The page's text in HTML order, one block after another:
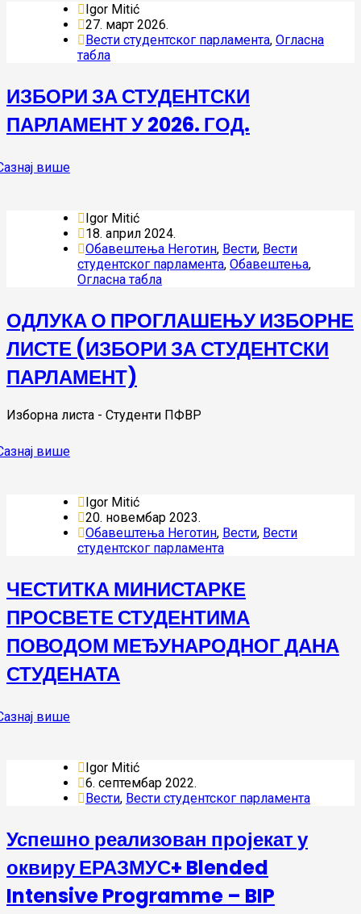
Igor Mitić
27. март 2026.
Вести студентског парламента, Огласна
табла
ИЗБОРИ ЗА СТУДЕНТСКИ
ПАРЛАМЕНТ У 2026. ГОД.
Igor Mitić
18. април 2024.
Oбавештења Неготин, Вести, Вести
студентског парламента, Обавештења,
Огласна табла
ОДЛУКА О ПРОГЛАШЕЊУ ИЗБОРНЕ
ЛИСТЕ (ИЗБОРИ ЗА СТУДЕНТСКИ
ПАРЛАМЕНТ)
Изборна листа - Студенти ПФВР
Igor Mitić
20. новембар 2023.
Oбавештења Неготин, Вести, Вести
студентског парламента
ЧЕСТИТКА МИНИСТАРКЕ
ПРОСВЕТЕ СТУДЕНТИМА
ПОВОДОМ МЕЂУНАРОДНОГ ДАНА
СТУДЕНАТА
Igor Mitić
6. септембар 2022.
Вести, Вести студентског парламента
Успешно реализован пројекат у
оквиру ЕРАЗМУС+ Blended
Intensive Programme – BIP